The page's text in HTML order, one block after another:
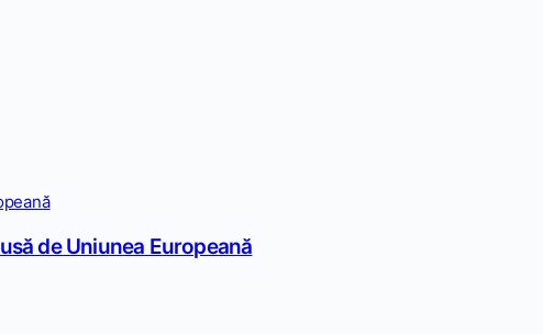
de Uniunea Europeană